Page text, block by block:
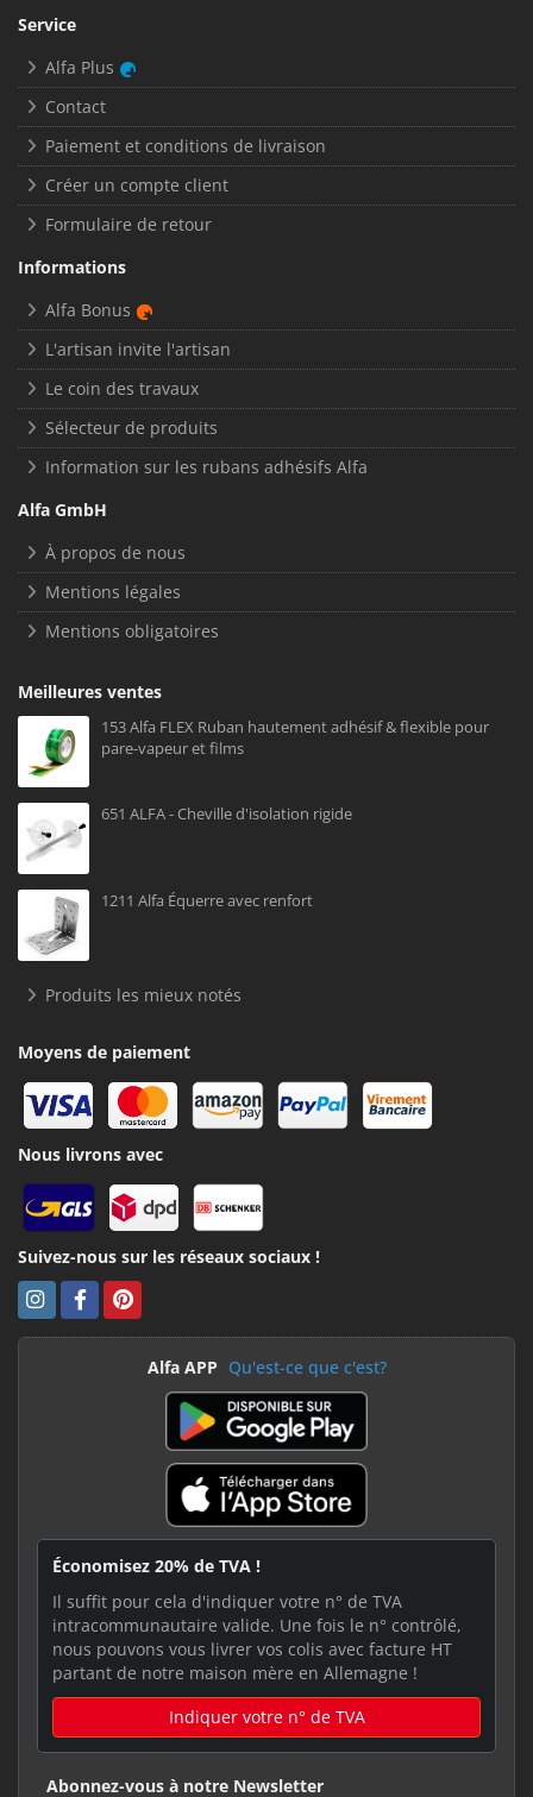
Service
Alfa Plus
Contact
Paiement et conditions de livraison
Créer un compte client
Formulaire de retour
Informations
Alfa Bonus
L'artisan invite l'artisan
Le coin des travaux
Sélecteur de produits
Information sur les rubans adhésifs Alfa
Alfa GmbH
À propos de nous
Mentions légales
Mentions obligatoires
Meilleures ventes
153 Alfa FLEX Ruban hautement adhésif & flexible pour
pare-vapeur et films
651 ALFA - Cheville d'isolation rigide
1211 Alfa Équerre avec renfort
Produits les mieux notés
Moyens de paiement
Nous livrons avec
Suivez-nous sur les réseaux sociaux !
Alfa APP Qu'est-ce que c'est?
Économisez 20% de TVA !
Il suffit pour cela d'indiquer votre n° de TVA
intracommunautaire valide. Une fois le n° contrôlé,
nous pouvons vous livrer vos colis avec facture HT
partant de notre maison mère en Allemagne !
Indiquer votre n° de TVA
Abonnez-vous à notre Newsletter